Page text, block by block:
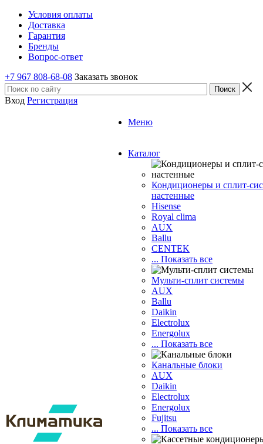
Условия оплаты
Доставка
Гарантия
Бренды
Вопрос-ответ
+7 967 808-68-08 Заказать звонок
Вход Регистрация
Меню
Каталог
Кондиционеры и сплит-
настенные
Hisense
Royal clima
AUX
Ballu
CENTEK
... Показать все
Мульти-сплит системы
AUX
Ballu
Daikin
Electrolux
Energolux
... Показать все
Канальные блоки
AUX
Dаikin
Electrolux
Energolux
Fujitsu
... Показать все